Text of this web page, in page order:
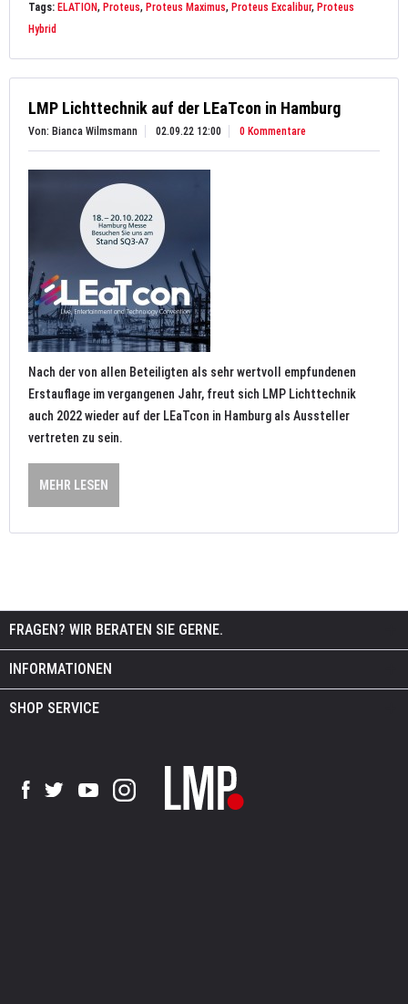
Tags: ELATION, Proteus, Proteus Maximus, Proteus Excalibur, Proteus
Hybrid
LMP Lichttechnik auf der LEaTcon in Hamburg
Von: Bianca Wilmsmann 02.09.22 12:00 0 Kommentare
Nach der von allen Beteiligten als sehr wertvoll empfundenen
Erstauflage im vergangenen Jahr, freut sich LMP Lichttechnik
auch 2022 wieder auf der LEaTcon in Hamburg als Aussteller
vertreten zu sein.
MEHR LESEN
FRAGEN? WIR BERATEN SIE GERNE.
INFORMATIONEN
SHOP SERVICE